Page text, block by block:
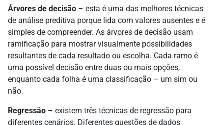
Árvores de decisão – esta é uma das melhores técnicas
de análise preditiva porque lida com valores ausentes e é
simples de compreender. As árvores de decisão usam
ramificação para mostrar visualmente possibilidades
resultantes de cada resultado ou escolha. Cada ramo é
uma possível decisão entre duas ou mais opções,
enquanto cada folha é uma classificação – um sim ou
não.
Regressão – existem três técnicas de regressão para
diferentes cenários. Diferentes questões de dados